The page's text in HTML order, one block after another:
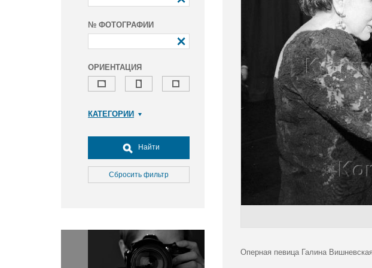
№ ФОТОГРАФИИ
ОРИЕНТАЦИЯ
КАТЕГОРИИ
Досуг, туризм и отдых
Культура
Медицина
Окружающая среда
Политика
Правосудие
Найти
Сбросить фильтр
Оперная певица Галина